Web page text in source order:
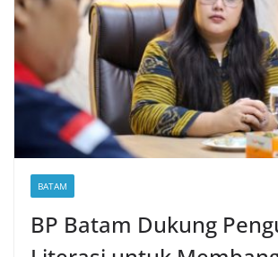
BATAM
BP Batam Dukung